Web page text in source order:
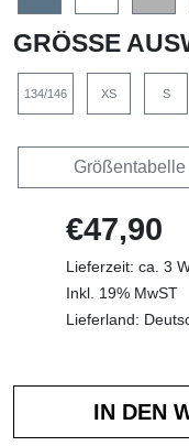
GRÖSSE
134/146 XS S
Größentabelle
€47,90
Lieferzeit: ca. 3
Inkl. 19% MwST
Lieferland: